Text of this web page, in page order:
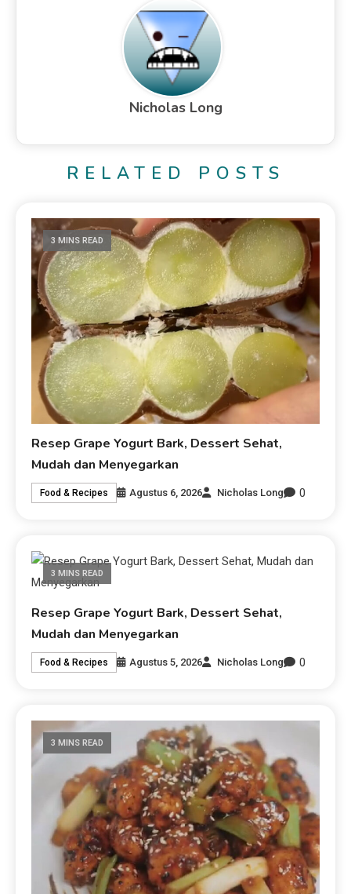
Nicholas Long
RELATED POSTS
3 MINS READ
Resep Grape Yogurt Bark, Dessert Sehat,
Mudah dan Menyegarkan
Food & Recipes Agustus 6, 2026 Nicholas Long 0
3 MINS READ
Resep Grape Yogurt Bark, Dessert Sehat,
Mudah dan Menyegarkan
Food & Recipes Agustus 5, 2026 Nicholas Long 0
3 MINS READ